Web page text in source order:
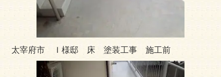
太宰府市 Ｉ様邸 床 塗装工事 施工前